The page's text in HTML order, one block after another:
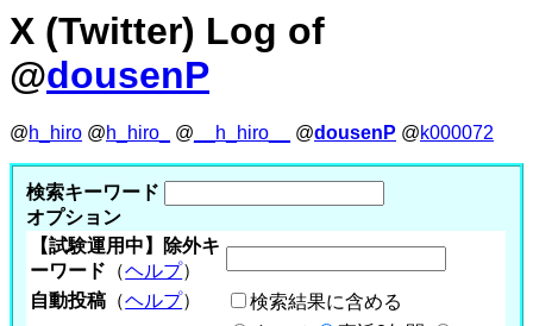
X (Twitter) Log of
@dousenP
@h_hiro @h_hiro_ @ __h_hiro__ @dousenP @k000072
検索キーワード
オプション
【試験運用中】除外キ
ーワード （ヘルプ）
自動投稿 （ヘルプ） 検索結果に含める